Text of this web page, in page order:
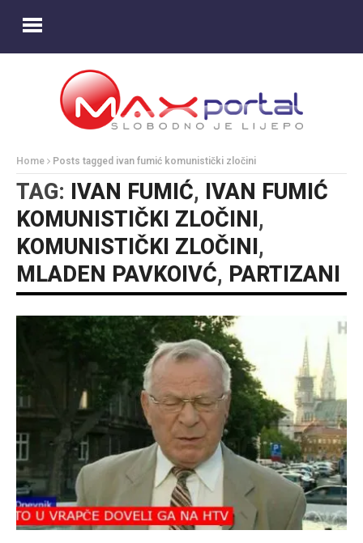
Home Posts tagged ivan fumić komunistički zločini
TAG: IVAN FUMIĆ, IVAN FUMIĆ
KOMUNISTIČKI ZLOČINI ,
KOMUNISTIČKI ZLOČINI ,
MLADEN PAVKOIVĆ, PARTIZANI